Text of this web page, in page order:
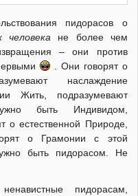
пидорасов о
человека не более чем
– они против
. Они говорят о
наслаждение
Жить, подразумевают
быть Индивидом,
о естественной Природе,
о Грамонии с этой
быть пидорасом. Не
пидорасам,